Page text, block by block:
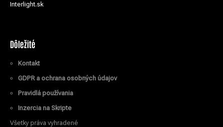
Interlight.sk
Dôležité
Kontakt
GDPR a ochrana osobných údajov
Pravidlá používania
Inzercia na Skripte
Všetky práva vyhradené